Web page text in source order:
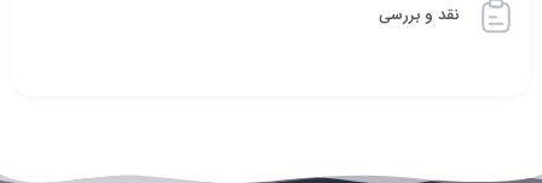
نقد و بررسی